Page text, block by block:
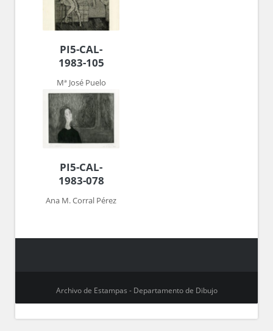
PI5-CAL-
1983-105
Mª José Puelo
PI5-CAL-
1983-078
Ana M. Corral Pérez
Archivo de Estampas - Departamento de Dibujo